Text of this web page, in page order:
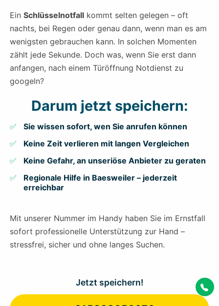
Ein Schlüsselnotfall kommt selten gelegen – oft
nachts, bei Regen oder genau dann, wenn man es am
wenigsten gebrauchen kann. In solchen Momenten
zählt jede Sekunde. Doch was, wenn Sie erst dann
anfangen, nach einem Türöffnung Notdienst zu
googeln?
Darum jetzt speichern:
Sie wissen sofort, wen Sie anrufen können
Keine Zeit verlieren mit langen Vergleichen
Keine Gefahr, an unseriöse Anbieter zu geraten
Regionale Hilfe in Baesweiler – jederzeit
erreichbar
Mit unserer Nummer im Handy haben Sie im Ernstfall
sofort professionelle Unterstützung zur Hand –
stressfrei, sicher und ohne langes Suchen.
Jetzt speichern!